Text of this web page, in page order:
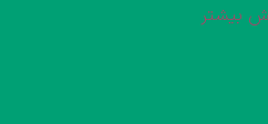
بیشتر